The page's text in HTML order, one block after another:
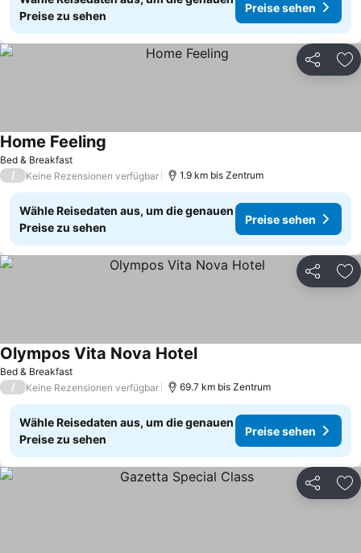
Preise zu sehen
Preise sehen
Teilen
Bed & Breakfast
Home Feeling
/ Keine Rezensionen verfügbar 1.9 km bis Zentrum
Wähle Reisedaten aus, um die genauen
Preise zu sehen
Preise sehen
Teilen
Bed & Breakfast
Olympos Vita Nova Hotel
/ Keine Rezensionen verfügbar 69.7 km bis Zentrum
Wähle Reisedaten aus, um die genauen
Preise zu sehen
Preise sehen
Teilen